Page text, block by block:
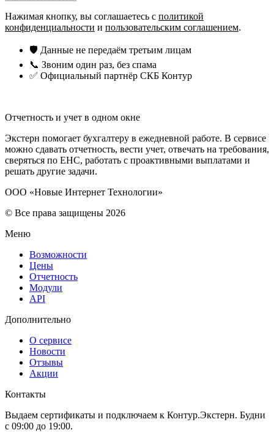
Нажимая кнопку, вы соглашаетесь с политикой
конфиденциальности и пользовательским соглашением.
🛡 Данные не передаём третьим лицам
📞 Звоним один раз, без спама
✅ Официальный партнёр СКБ Контур
Отчетность и учет в одном окне
Экстерн помогает бухгалтеру в ежедневной работе. В сервисе
можно сдавать отчетность, вести учет, отвечать на требования,
сверяться по ЕНС, работать с проактивными выплатами и
решать другие задачи.
ООО «Новые Интернет Технологии»
© Все права защищены 2026
Меню
Возможности
Цены
Отчетность
Модули
API
Дополнительно
О сервисе
Новости
Отзывы
Акции
Контакты
Выдаем сертификаты и подключаем к Контур.Экстерн. Будни
с 09:00 до 19:00.